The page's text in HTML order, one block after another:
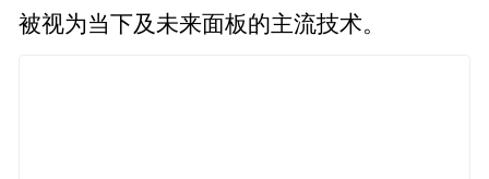
被视为当下及未来面板的主流技术。